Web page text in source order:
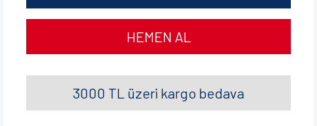
HEMEN AL
3000 TL üzeri kargo bedava